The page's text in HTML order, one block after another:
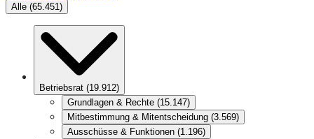
Alle (65.451)
Betriebsrat (19.912)
Grundlagen & Rechte (15.147)
Mitbestimmung & Mitentscheidung (3.569)
Ausschüsse & Funktionen (1.196)